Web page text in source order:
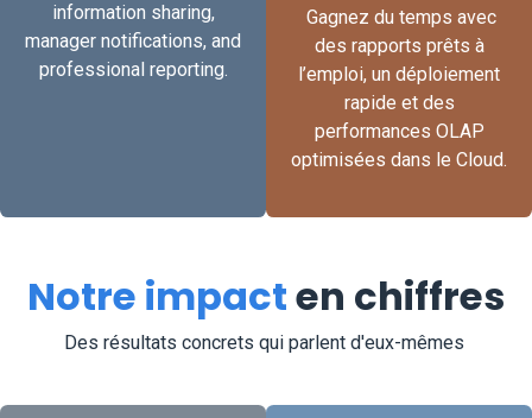
Gagnez du temps avec
des rapports prêts à
l’emploi, un déploiement
rapide et des
performances OLAP
optimisées dans le Cloud.
information sharing,
manager notifications, and
professional reporting.
Notre impacten chiffres
Des résultats concrets qui parlent d'eux-mêmes